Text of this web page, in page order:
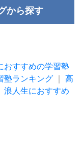
から探す
おすすめの学習塾
塾ランキング
高
浪人生におすすめ